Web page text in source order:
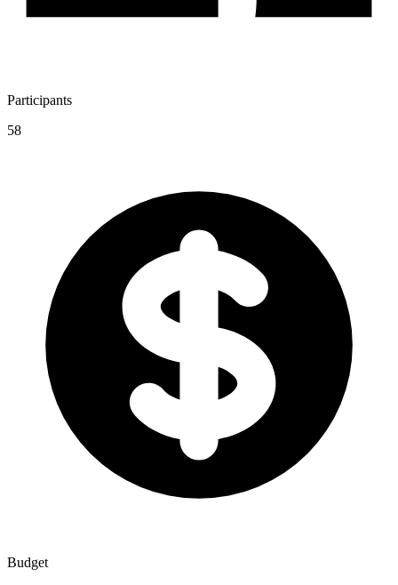
Participants
58
Budget